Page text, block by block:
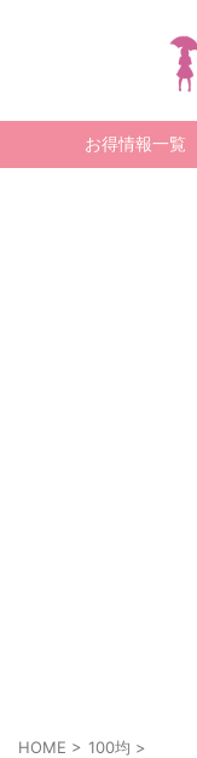
お得情報一覧
HOME > 100均 >